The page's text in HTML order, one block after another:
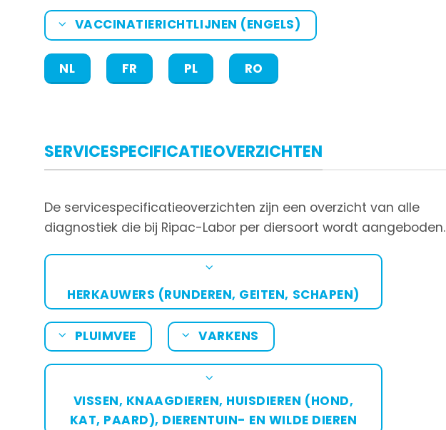
VACCINATIERICHTLIJNEN (ENGELS)
NL FR PL RO
SERVICESPECIFICATIEOVERZICHTEN
De servicespecificatieoverzichten zijn een overzicht van alle
diagnostiek die bij Ripac-Labor per diersoort wordt aangeboden.
HERKAUWERS (RUNDEREN, GEITEN, SCHAPEN)
PLUIMVEE VARKENS
VISSEN, KNAAGDIEREN, HUISDIEREN (HOND,
KAT, PAARD), DIERENTUIN- EN WILDE DIEREN